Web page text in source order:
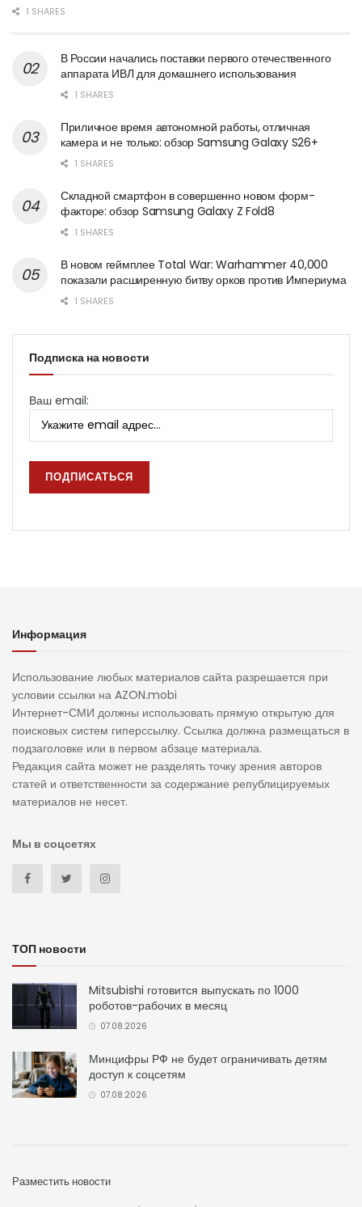
1 SHARES
В России начались поставки первого отечественного
аппарата ИВЛ для домашнего использования
1 SHARES
Приличное время автономной работы, отличная
камера и не только: обзор Samsung Galaxy S26+
1 SHARES
Складной смартфон в совершенно новом форм-
факторе: обзор Samsung Galaxy Z Fold8
1 SHARES
В новом геймплее Total War: Warhammer 40,000
показали расширенную битву орков против Империума
1 SHARES
Подписка на новости
Ваш email:
Информация
Использование любых материалов сайта разрешается при
условии ссылки на AZON.mobi
Интернет-СМИ должны использовать прямую открытую для
поисковых систем гиперссылку. Ссылка должна размещаться в
подзаголовке или в первом абзаце материала.
Редакция сайта может не разделять точку зрения авторов
статей и ответственности за содержание републицируемых
материалов не несет.
Мы в соцсетях
ТОП новости
Mitsubishi готовится выпускать по 1000
роботов-рабочих в месяц
07.08.2026
Минцифры РФ не будет ограничивать детям
доступ к соцсетям
07.08.2026
Разместить новости